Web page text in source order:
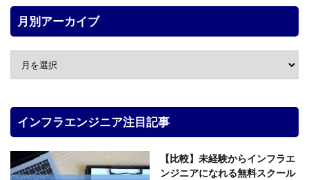
月別アーカイブ
インフラエンジニア注目記事
【比較】未経験からインフラエ
ンジニアになれる無料スクール